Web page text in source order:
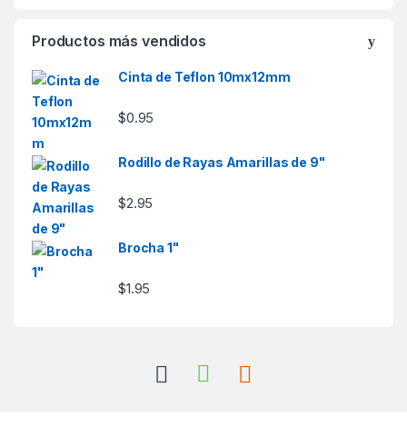
Productos más vendidos
Cinta de Teflon 10mx12mm
$0.95
Rodillo de Rayas Amarillas de 9"
$2.95
Brocha 1"
$1.95